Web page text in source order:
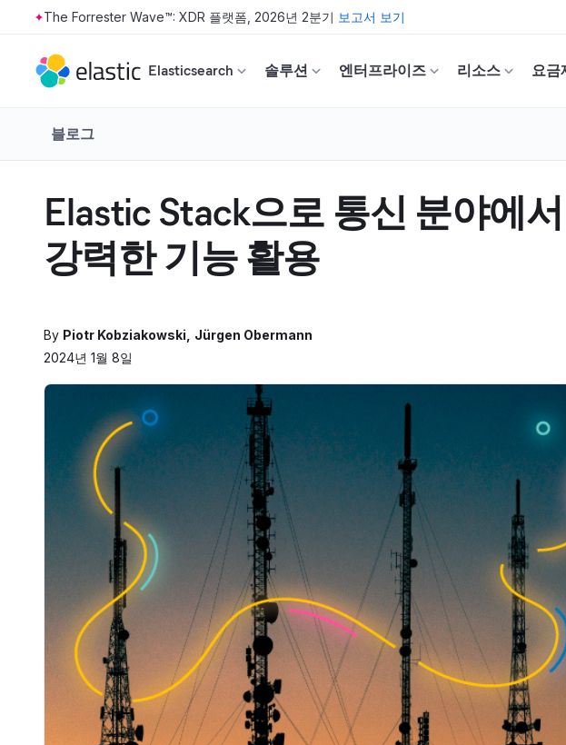
Skip to main content
The Forrester Wave™: XDR 플랫폼, 2026년 2분기 보고서 보기
Elasticsearch 솔루션 엔터프라이즈 리소스 요금
블로그
Elastic Stack으로 통신 분야에
강력한 기능 활용
By Piotr Kobziakowski
Jürgen Obermann
2024년 1월 8일